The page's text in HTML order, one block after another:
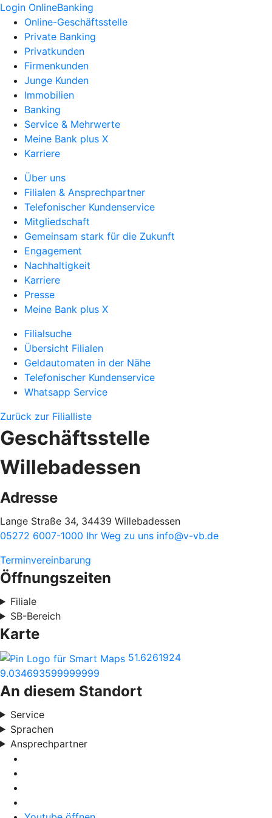
Login OnlineBanking
Online-Geschäftsstelle
Private Banking
Privatkunden
Firmenkunden
Junge Kunden
Immobilien
Banking
Service & Mehrwerte
Meine Bank plus X
Karriere
Über uns
Filialen & Ansprechpartner
Telefonischer Kundenservice
Mitgliedschaft
Gemeinsam stark für die Zukunft
Engagement
Nachhaltigkeit
Karriere
Presse
Meine Bank plus X
Filialsuche
Übersicht Filialen
Geldautomaten in der Nähe
Telefonischer Kundenservice
Whatsapp Service
Zurück zur Filialliste
Geschäftsstelle
Willebadessen
Adresse
Lange Straße 34, 34439 Willebadessen
05272 6007-1000 Ihr Weg zu uns info@v-vb.de
Terminvereinbarung
Öffnungszeiten
Filiale
SB-Bereich
Karte
51.6261924
9.034693599999999
An diesem Standort
Service
Sprachen
Ansprechpartner